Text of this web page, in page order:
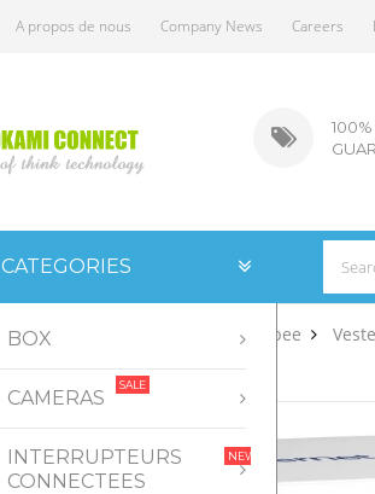
A propos de nous Company News Careers
CATEGORIES
BOX
CAMERAS
SALE
INTERRUPTEURS
CONNECTEES
NEW
Interrupteurs connectés Zigbee